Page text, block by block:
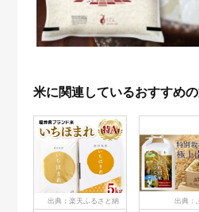
米に関連しているおすすめ
出典：楽天ふるさと納
出典：